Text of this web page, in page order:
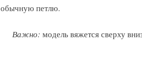
обычную петлю.
Важно: модель вяжется сверху